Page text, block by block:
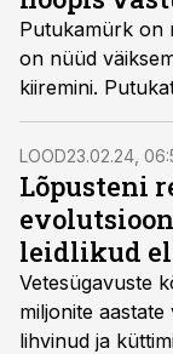
Putukamürk on
on nüüd
kiiremini.
tubli saavutus,
mis sõbrad pole,
LOOD23.02.24,
Lõpusteni
leidlikud
Vetesügavuste
miljonite
lihvinud ja